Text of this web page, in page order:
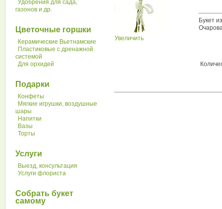
Удобрения для сада,
газонов и др.
Цветочные горшки
Керамические Вьетнамские
Пластиковые с дренажной
системой
Для орхидей
Подарки
Конфеты
Мягкие игрушки, воздушные
шары
Напитки
Вазы
Торты
Услуги
Выезд, консультация
Услуги флориста
Собрать букет
самому
Увеличить
Букет